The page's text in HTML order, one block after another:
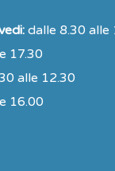
dalle 8.30 alle
17.30
alle 12.30
16.00